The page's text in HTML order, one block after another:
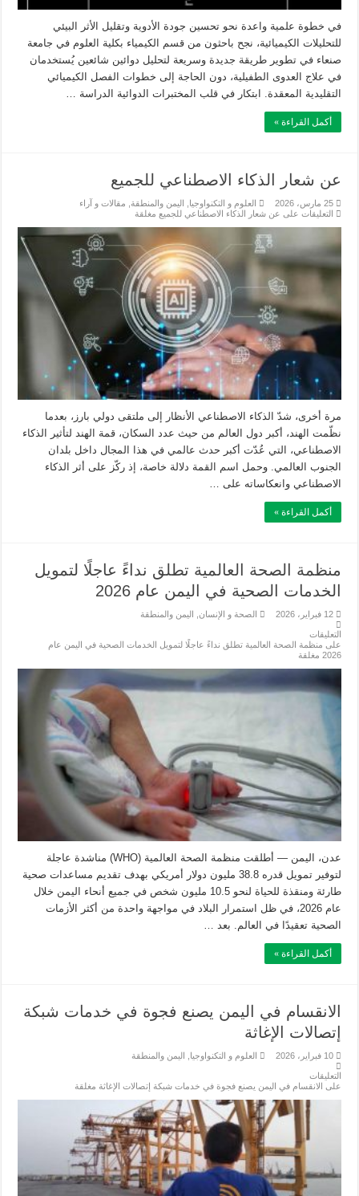
في خطوة علمية واعدة نحو تحسين جودة الأدوية وتقليل الأثر البيئي
للتحليلات الكيميائية، نجح باحثون من قسم الكيمياء بكلية العلوم في جامعة
صنعاء في تطوير طريقة جديدة وسريعة لتحليل دوائين شائعين يُستخدمان
في علاج العدوى الطفيلية، دون الحاجة إلى خطوات الفصل الكيميائي
التقليدية المعقدة. ابتكار في قلب المختبرات الدوائية الدراسة …
أكمل القراءة »
عن شعار الذكاء الاصطناعي للجميع
25 مارس، 2026 العلوم و التكنواوجيا اليمن والمنطقة
مقالات و آراء
التعليقات على عن شعار الذكاء الاصطناعي للجميع مغلقة
مرة أخرى، شدّ الذكاء الاصطناعي الأنظار إلى ملتقى دولي بارز، بعدما
نظّمت الهند، أكبر دول العالم من حيث عدد السكان، قمة الهند لتأثير الذكاء
الاصطناعي، التي عُدّت أكبر حدث عالمي في هذا المجال داخل بلدان
الجنوب العالمي. وحمل اسم القمة دلالة خاصة، إذ ركّز على أثر الذكاء
الاصطناعي وانعكاساته على …
أكمل القراءة »
منظمة الصحة العالمية تطلق نداءً عاجلًا لتمويل
الخدمات الصحية في اليمن عام 2026
12 فبراير، 2026 الصحة و الإنسان اليمن والمنطقة
التعليقات
على منظمة الصحة العالمية تطلق نداءً عاجلًا لتمويل الخدمات الصحية في اليمن عام
2026 مغلقة
عدن، اليمن — أطلقت منظمة الصحة العالمية (WHO) مناشدة عاجلة
لتوفير تمويل قدره 38.8 مليون دولار أمريكي بهدف تقديم مساعدات صحية
طارئة ومنقذة للحياة لنحو 10.5 مليون شخص في جميع أنحاء اليمن خلال
عام 2026، في ظل استمرار البلاد في مواجهة واحدة من أكثر الأزمات
الصحية تعقيدًا في العالم. بعد …
أكمل القراءة »
الانقسام في اليمن يصنع فجوة في خدمات شبكة
إتصالات الإغاثة
10 فبراير، 2026 العلوم و التكنواوجيا اليمن والمنطقة
التعليقات
على الانقسام في اليمن يصنع فجوة في خدمات شبكة إتصالات الإغاثة مغلقة